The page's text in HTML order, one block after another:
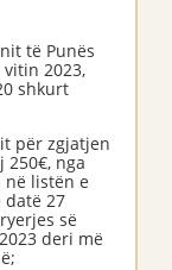
të Punës
vitin 2023,
shkurt
për zgjatjen
nga
listën e
datë 27
së
deri më